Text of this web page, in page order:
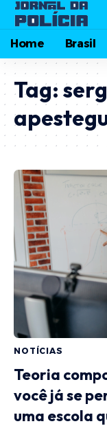
Home Brasil
Tag:
NOTÍCIAS
Teoria
você já se
uma escola